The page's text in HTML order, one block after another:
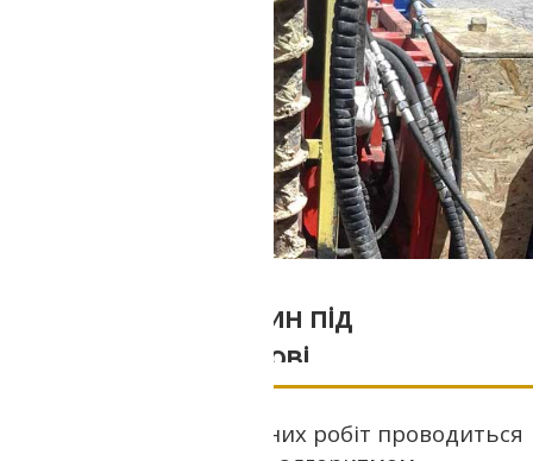
Буріння свердловин під
фундаменти пальові
Будь-який вид будівельних робіт проводиться